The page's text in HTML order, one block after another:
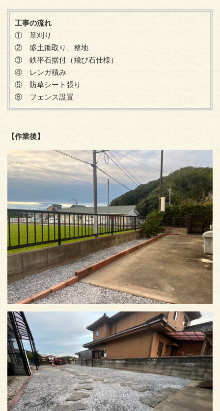
工事の流れ
① 草刈り
② 盛土鋤取り、整地
③ 鉄平石据付（飛び石仕様）
④ レンガ積み
⑤ 防草シート張り
⑥ フェンス設置
【作業後】